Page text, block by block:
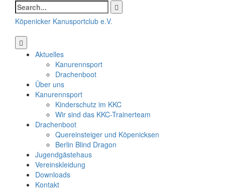
Search
for:
Köpenicker Kanusportclub e.V.
Aktuelles
Kanurennsport
Drachenboot
Über uns
Kanurennsport
Kinderschutz im KKC
Wir sind das KKC-Trainerteam
Drachenboot
Quereinsteiger und Köpenicksen
Berlin Blind Dragon
Jugendgästehaus
Vereinskleidung
Downloads
Kontakt